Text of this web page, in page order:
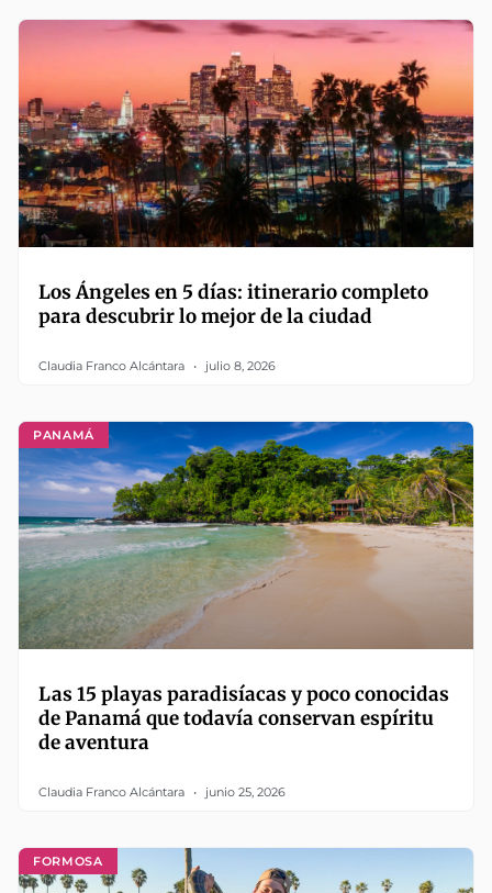
Los Ángeles en 5 días: itinerario completo
para descubrir lo mejor de la ciudad
Claudia Franco Alcántara julio 8, 2026
PANAMÁ
Las 15 playas paradisíacas y poco conocidas
de Panamá que todavía conservan espíritu
de aventura
Claudia Franco Alcántara junio 25, 2026
FORMOSA